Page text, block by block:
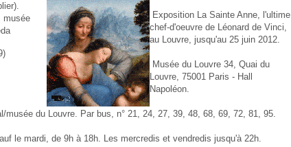
musée
Exposition La Sainte Anne, l'ultime
chef-d'oeuvre de Léonard de Vinci,
au Louvre, jusqu'au 25 juin 2012.
Musée du Louvre 34, Quai du
Louvre, 75001 Paris - Hall
Napoléon.
du Louvre. Par bus, n° 21, 24, 27, 39, 48, 68, 69, 72, 81, 95.
le mardi, de 9h à 18h. Les mercredis et vendredis jusqu'à 22h.